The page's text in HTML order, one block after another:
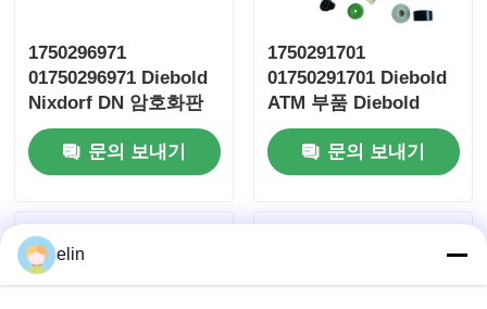
1750296971
01750296971 Diebold
Nixdorf DN 암호화판
RM4 ENCB3
문의 보내기
1750291701
01750291701 Diebold
ATM 부품 Diebold
Nixdorf ESC 릴 보관
RM4
문의 보내기
elin